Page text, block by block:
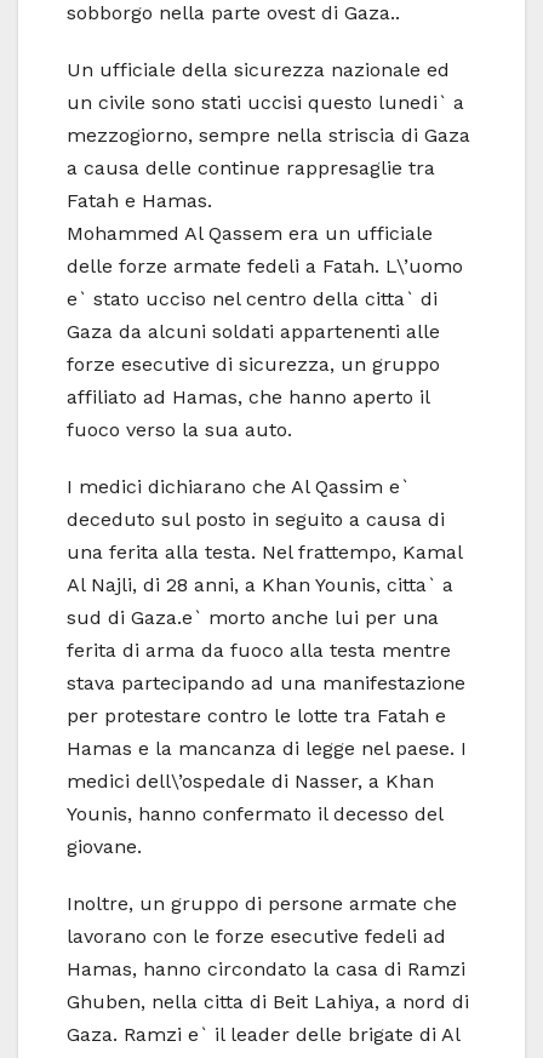
sobborgo nella parte ovest di Gaza..
Un ufficiale della sicurezza nazionale ed
un civile sono stati uccisi questo lunedi` a
mezzogiorno, sempre nella striscia di Gaza
a causa delle continue rappresaglie tra
Fatah e Hamas.
Mohammed Al Qassem era un ufficiale
delle forze armate fedeli a Fatah. L\’uomo
e` stato ucciso nel centro della citta` di
Gaza da alcuni soldati appartenenti alle
forze esecutive di sicurezza, un gruppo
affiliato ad Hamas, che hanno aperto il
fuoco verso la sua auto.
I medici dichiarano che Al Qassim e`
deceduto sul posto in seguito a causa di
una ferita alla testa. Nel frattempo, Kamal
Al Najli, di 28 anni, a Khan Younis, citta` a
sud di Gaza.e` morto anche lui per una
ferita di arma da fuoco alla testa mentre
stava partecipando ad una manifestazione
per protestare contro le lotte tra Fatah e
Hamas e la mancanza di legge nel paese. I
medici dell\’ospedale di Nasser, a Khan
Younis, hanno confermato il decesso del
giovane.
Inoltre, un gruppo di persone armate che
lavorano con le forze esecutive fedeli ad
Hamas, hanno circondato la casa di Ramzi
Ghuben, nella citta di Beit Lahiya, a nord di
Gaza. Ramzi e` il leader delle brigate di Al